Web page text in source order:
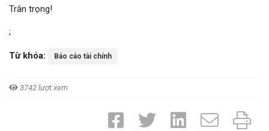
Trân trọng!
;
Từ khóa: Báo cáo tài chính
3742 lượt xem